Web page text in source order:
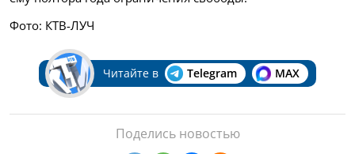
Фото: КТВ-ЛУЧ
Читайте в Telegram MAX
Поделись новостью